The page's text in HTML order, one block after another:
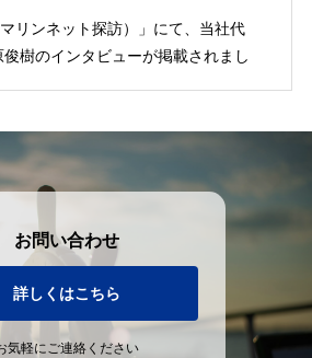
マリンネット探訪）」にて、当社代
樹のインタビューが掲載されまし
お問い合わせ
詳しくはこちら
気軽にご連絡ください